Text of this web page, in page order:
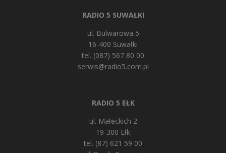
RADIO 5 SUWAŁKI
ul. Bulwarowa 5
16-400 Suwałki
tel. (087) 567 80 00
serwis@radio5.com.pl
RADIO 5 EŁK
ul. Małeckich 2
19-300 Ełk
tel. (87) 621 59 00